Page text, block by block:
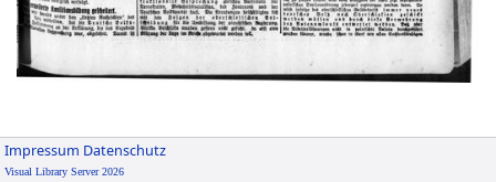
Impressum Datenschutz
Visual Library Server 2026